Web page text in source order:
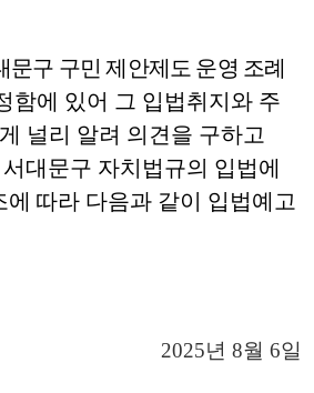
문구 구민 제안제도 운영 조례
함에 있어 그 입법취지와 주
널리 알려 의견을 구하고
대문구 자치법규의 입법에
에 따라 다음과 같이 입법예고
2025년 8월 6일